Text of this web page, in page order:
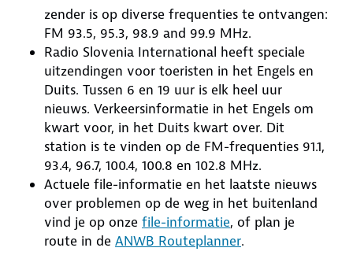
zender is op diverse frequenties te ontvangen:
FM 93.5, 95.3, 98.9 and 99.9 MHz.
Radio Slovenia International heeft speciale
uitzendingen voor toeristen in het Engels en
Duits. Tussen 6 en 19 uur is elk heel uur
nieuws. Verkeersinformatie in het Engels om
kwart voor, in het Duits kwart over. Dit
station is te vinden op de FM-frequenties 91.1,
93.4, 96.7, 100.4, 100.8 en 102.8 MHz.
Actuele file-informatie en het laatste nieuws
over problemen op de weg in het buitenland
vind je op onze file-informatie, of plan je
route in de ANWB Routeplanner.